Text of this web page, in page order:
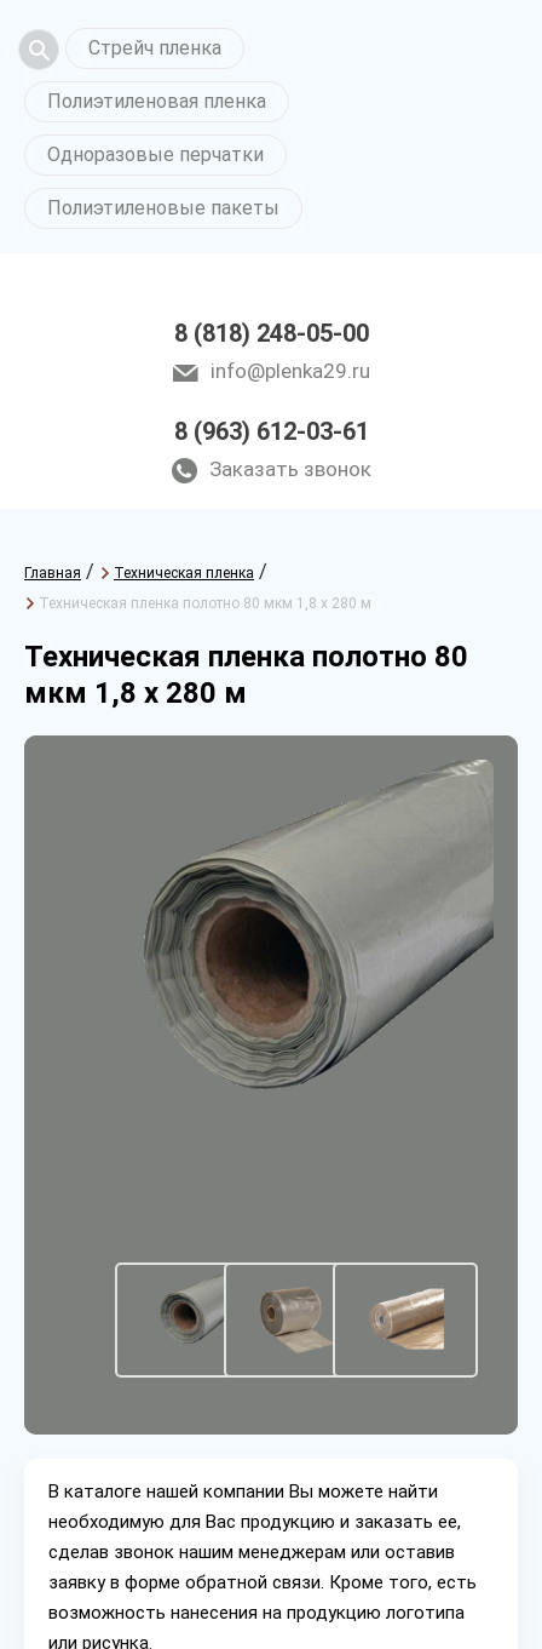
Стрейч пленка
Полиэтиленовая пленка
Одноразовые перчатки
Полиэтиленовые пакеты
8 (818) 248-05-00
info@plenka29.ru
8 (963) 612-03-61
Заказать звонок
Главная / Техническая пленка /
Техническая пленка полотно 80 мкм 1,8 х 280 м
Техническая пленка полотно 80
мкм 1,8 х 280 м
В каталоге нашей компании Вы можете найти
необходимую для Вас продукцию и заказать ее,
сделав звонок нашим менеджерам или оставив
заявку в форме обратной связи. Кроме того, есть
возможность нанесения на продукцию логотипа
или рисунка.